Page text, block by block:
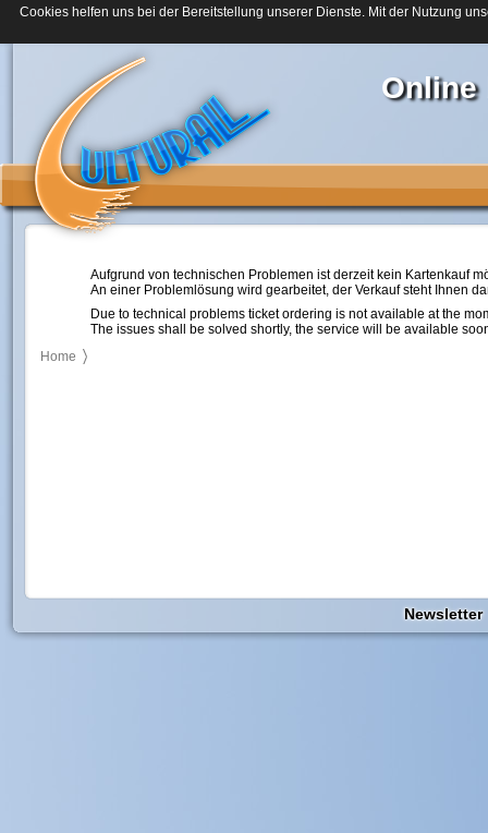
Cookies helfen uns bei der Bereitstellung unserer Dienste. Mit der Nutzung
Online
Aufgrund von technischen Problemen ist derzeit kein Kartenkauf
An einer Problemlösung wird gearbeitet, der Verkauf steht Ihnen
Due to technical problems ticket ordering is not available at the
The issues shall be solved shortly, the service will be available
Home
Newsletter